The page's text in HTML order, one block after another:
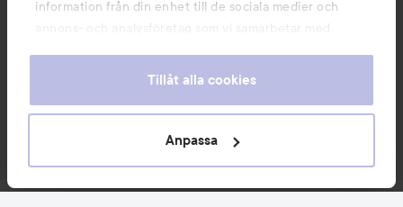
information från din enhet till de sociala medier och
annons- och analysföretag som vi samarbetar med.
information som du har tillhandahållit eller som de har
våra cookies vid fortsatt användande av vår webbplats.
För information om hur du kan ändra inställningarna för
Tillåt alla cookies
Anpassa